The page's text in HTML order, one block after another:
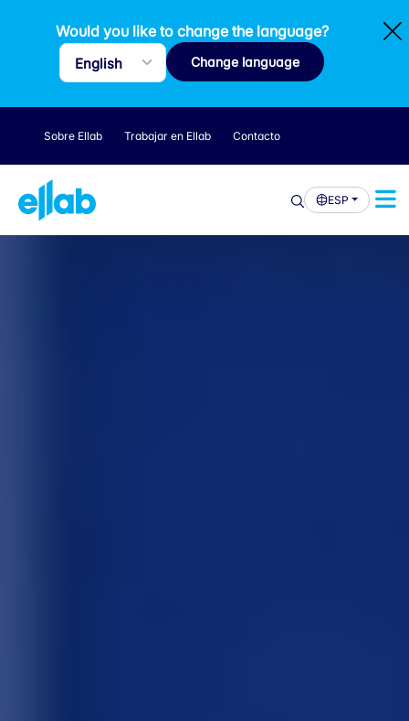
Would you like to change the language?
Change language
Sobre Ellab Trabajar en Ellab Contacto
ESP